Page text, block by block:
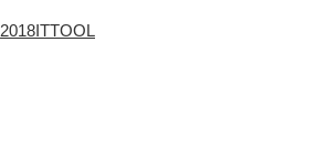
2018ITTOOL